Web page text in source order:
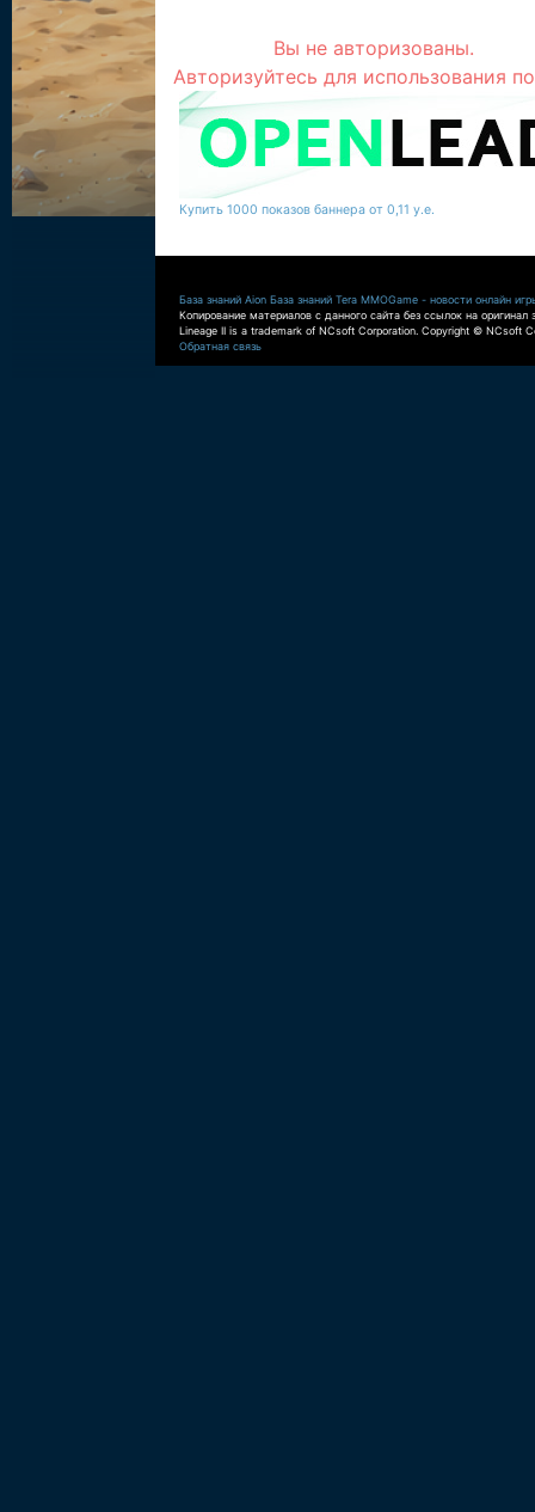
Вы не авторизованы.
Авторизуйтесь для использования
Купить 1000 показов баннера от 0,11 у.е.
База знаний Aion База знаний Tera MMOGame - новости онлайн
Копирование материалов с данного сайта без ссылок на оригинал
Lineage II is a trademark of NCsoft Corporation. Copyright © NCsoft
Обратная связь